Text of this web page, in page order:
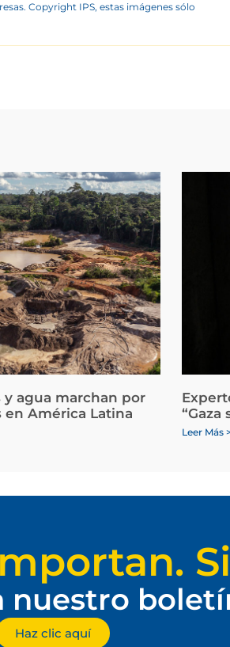
Copyright IPS, estas imágenes sólo
y agua marchan por
en América Latina
“Gaza
Leer Más
nuestro
Haz clic aquí